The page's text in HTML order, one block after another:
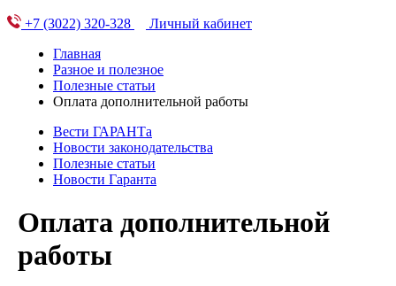
+7 (3022) 320-328
Личный кабинет
Главная
Разное и полезное
Полезные статьи
Оплата дополнительной работы
Вести ГАРАНТа
Новости законодательства
Полезные статьи
Новости Гаранта
Оплата дополнительной
работы